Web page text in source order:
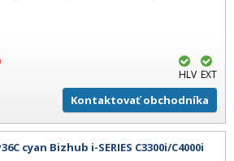
HLV EXT
Kontaktovať obchodníka
cyan Bizhub i-SERIES C3300i/C4000i